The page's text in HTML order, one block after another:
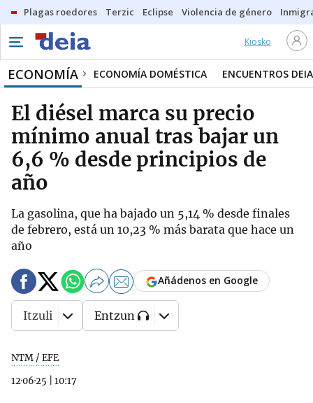
Plagas roedores Terzic Eclipse Violencia de género
Kiosko
ECONOMÍA ECONOMÍA DOMÉSTICA ENCUENTROS DEIA
El diésel marca su precio
mínimo anual tras bajar un
6,6 % desde principios de
año
La gasolina, que ha bajado un 5,14 % desde finales
de febrero, está un 10,23 % más barata que hace un
año
NTM / EFE
12·06·25
10:17
Añádenos en Google
Itzuli Entzun